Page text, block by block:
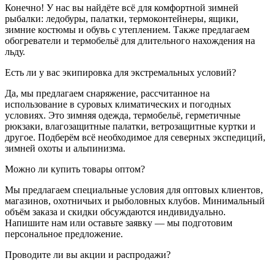
Конечно! У нас вы найдёте всё для комфортной зимней
рыбалки: ледобуры, палатки, термоконтейнеры, ящики,
зимние костюмы и обувь с утеплением. Также предлагаем
обогреватели и термобельё для длительного нахождения на
льду.
Есть ли у вас экипировка для экстремальных условий?
Да, мы предлагаем снаряжение, рассчитанное на
использование в суровых климатических и погодных
условиях. Это зимняя одежда, термобельё, герметичные
рюкзаки, влагозащитные палатки, ветрозащитные куртки и
другое. Подберём всё необходимое для северных экспедиций,
зимней охоты и альпинизма.
Можно ли купить товары оптом?
Мы предлагаем специальные условия для оптовых клиентов,
магазинов, охотничьих и рыболовных клубов. Минимальный
объём заказа и скидки обсуждаются индивидуально.
Напишите нам или оставьте заявку — мы подготовим
персональное предложение.
Проводите ли вы акции и распродажи?